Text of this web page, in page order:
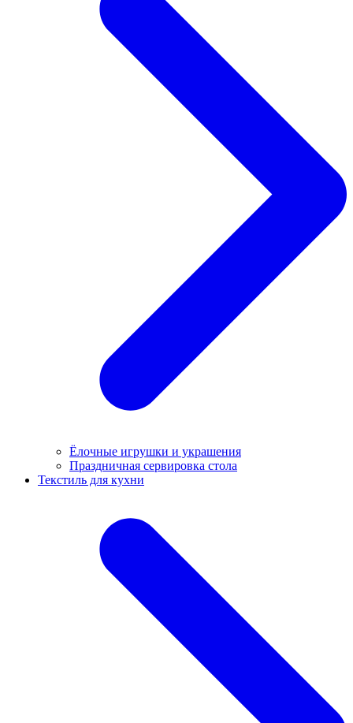
Ёлочные игрушки и украшения
Праздничная сервировка стола
Текстиль для кухни